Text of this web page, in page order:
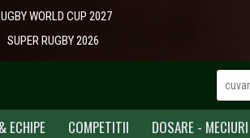
WORLD CUP 2027
SUPER RUGBY 2026
ECHIPE COMPETITII DOSARE - MECIURI